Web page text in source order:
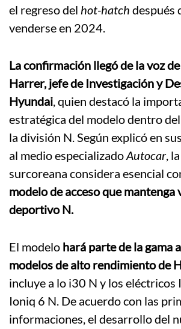
el regreso del hot-hatch después
venderse en 2024.
La confirmación llegó de la voz
Harrer, jefe de Investigación y
Hyundai, quien destacó la
estratégica del modelo dentro
la división N. Según explicó en
al medio especializadoAutocar,
surcoreana considera esencial
modelo de acceso que
deportivo N.
El modelo hará parte de la gama
modelos de alto rendimiento de
incluye a lo i30 N y los eléctricos
Ioniq 6 N. De acuerdo con las
informaciones, el desarrollo del